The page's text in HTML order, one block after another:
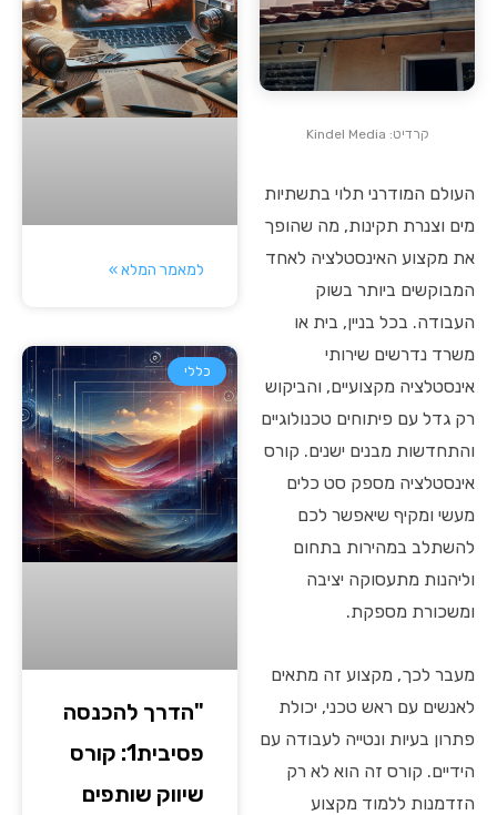
קרדיט: Kindel Media
העולם המודרני תלוי בתשתיות
מים וצנרת תקינות, מה שהופך
את מקצוע האינסטלציה לאחד
המבוקשים ביותר בשוק
העבודה. בכל בניין, בית או
משרד נדרשים שירותי
אינסטלציה מקצועיים, והביקוש
רק גדל עם פיתוחים טכנולוגיים
והתחדשות מבנים ישנים. קורס
אינסטלציה מספק סט כלים
מעשי ומקיף שיאפשר לכם
להשתלב במהירות בתחום
וליהנות מתעסוקה יציבה
ומשכורת מספקת.
מעבר לכך, מקצוע זה מתאים
לאנשים עם ראש טכני, יכולת
פתרון בעיות ונטייה לעבודה עם
הידיים. קורס זה הוא לא רק
הזדמנות ללמוד מקצוע
למאמר המלא »
כללי
"הדרך להכנסה
פסיבית1: קורס
שיווק שותפים